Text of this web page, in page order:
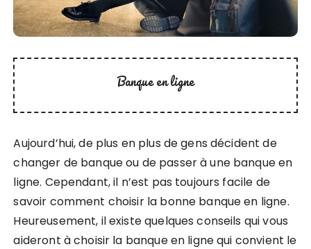
Banque en ligne
Aujourd’hui, de plus en plus de gens décident de
changer de banque ou de passer à une banque en
ligne. Cependant, il n’est pas toujours facile de
savoir comment choisir la bonne banque en ligne.
Heureusement, il existe quelques conseils qui vous
aideront à choisir la banque en ligne qui convient le